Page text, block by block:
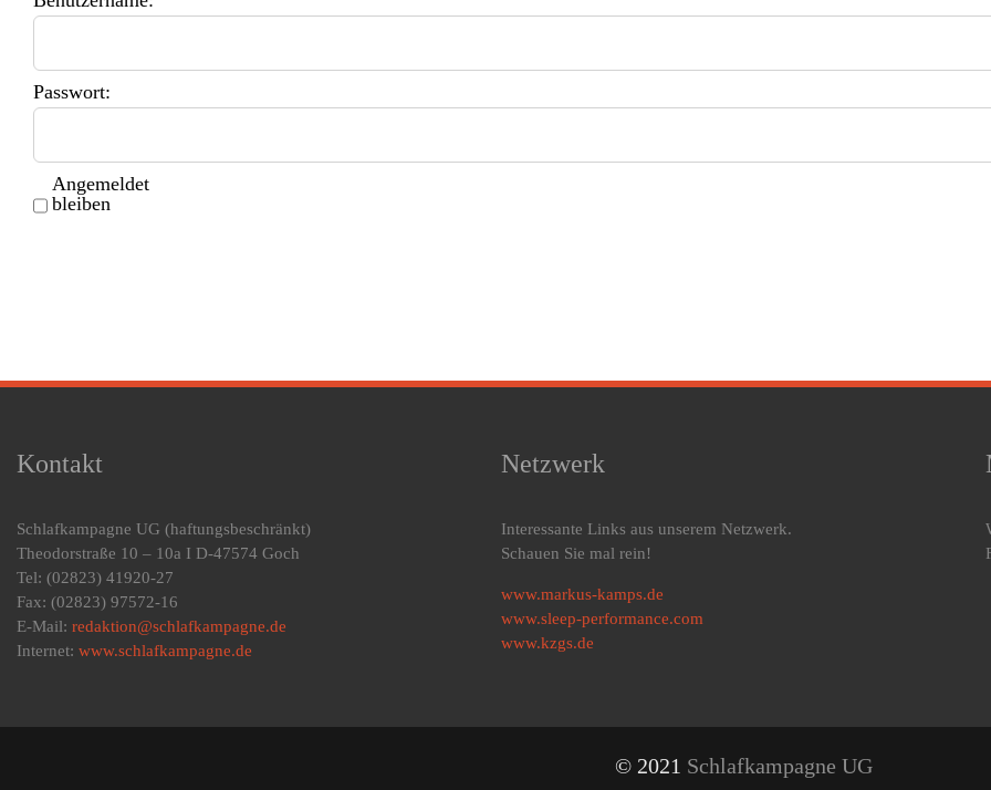
Passwort:
Angemeldet
bleiben
Kontakt
Schlafkampagne UG (haftungsbeschränkt)
Theodorstraße 10 – 10a I D-47574 Goch
Tel: (02823) 41920-27
Fax: (02823) 97572-16
E-Mail: redaktion@schlafkampagne.de
Internet: www.schlafkampagne.de
Netzwerk
Interessante Links aus unserem Netzwerk.
Schauen Sie mal rein!
www.markus-kamps.de
www.sleep-performance.com
www.kzgs.de
© 2021 Schlafkampagne UG